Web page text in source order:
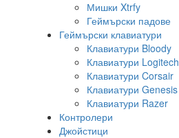
Мишки Xtrfy
Геймърски падове
Геймърски клавиатури
Клавиатури Bloody
Клавиатури Logitech
Клавиатури Corsair
Клавиатури Genesis
Клавиатури Razer
Контролери
Джойстици